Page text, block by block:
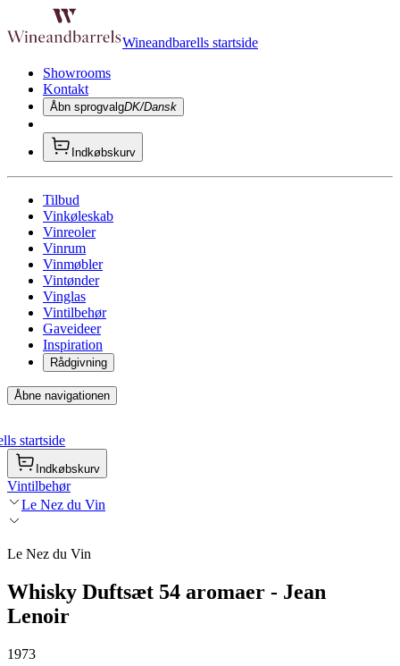
Wineandbarells startside
Showrooms
Kontakt
Åbn sprogvalgDK/Dansk
Indkøbskurv
Tilbud
Vinkøleskab
Vinreoler
Vinrum
Vinmøbler
Vintønder
Vinglas
Vintilbehør
Gaveideer
Inspiration
Rådgivning
Åbne navigationen
startside
Indkøbskurv
Vintilbehør
Le Nez du Vin
Le Nez du Vin
Whisky Duftsæt 54 aromaer - Jean
Lenoir
1973